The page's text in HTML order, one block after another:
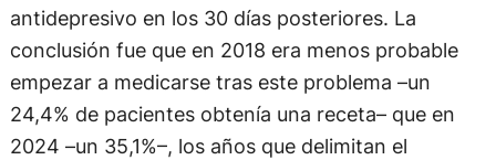
antidepresivo en los 30 días posteriores. La
conclusión fue que en 2018 era menos probable
empezar a medicarse tras este problema –un
24,4% de pacientes obtenía una receta– que en
2024 –un 35,1%–, los años que delimitan el